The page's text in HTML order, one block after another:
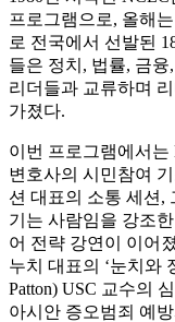
프로그램으로, 올해는
로 전국에서 선발된
들은 정치, 법률, 금
리더들과 교류하며
가졌다.
이번 프로그램에서는
변호사의 시민참여
션 대표의 소통 세션,
기는 사람임을 강조
어 전략 강연이 이어
누치 대표의 ‘눈치와
Patton) USC 교수의
아시안 증오범죄 예